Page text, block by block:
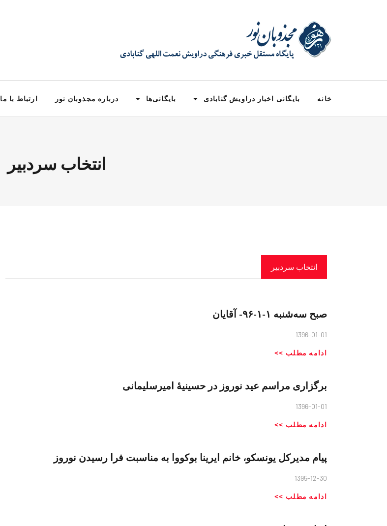
خانه بایگانی اخبار دراویش گنابادی بایگانی‌ها درباره مجذوبان نور ارتباط با ما
انتخاب سردبیر
انتخاب سردبیر
صبح سه‌شنبه ١-١-٩۶- آقایان
1396-01-01
ادامه مطلب >>
برگزاری مراسم عید نوروز در حسینیهٔ امیرسلیمانی
1396-01-01
ادامه مطلب >>
پیام مدیرکل یونسکو، خانم ایرینا بوکووا به مناسبت فرا رسیدن نوروز
1395-12-30
ادامه مطلب >>